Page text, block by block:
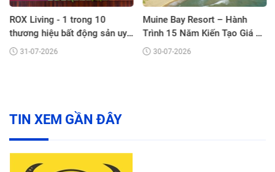
ROX Living - 1 trong 10
thương hiệu bất động sản uy
tín hàng đầu Châu Á
31-07-2026
Muine Bay Resort – Hành
Trình 15 Năm Kiến Tạo Giá Trị
Nghỉ Dưỡng Xanh Bền Vững
30-07-2026
TIN XEM GẦN ĐÂY